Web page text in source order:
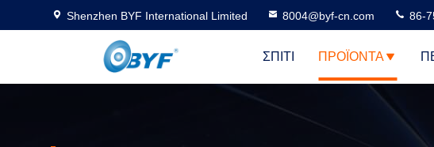
Shenzhen BYF International Limited 8004@byf-cn.com 86-
ΣΠΊΤΙ ΠΡΟΪΌΝΤΑ